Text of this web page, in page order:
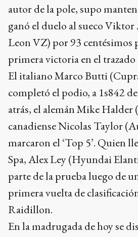
autor de la pole, supo
ganó el duelo al sueco
Leon VZ) por 93 centésimos
primera victoria en el trazado
El italiano Marco Butti
completó el podio, a 1s842
atrás, el alemán Mike
canadiense Nicolas Taylor
marcaron el ‘Top 5’. Quien
Spa, Alex Ley (Hyundai
parte de la prueba luego de
primera vuelta de
Raidillon.
En la madrugada de hoy se